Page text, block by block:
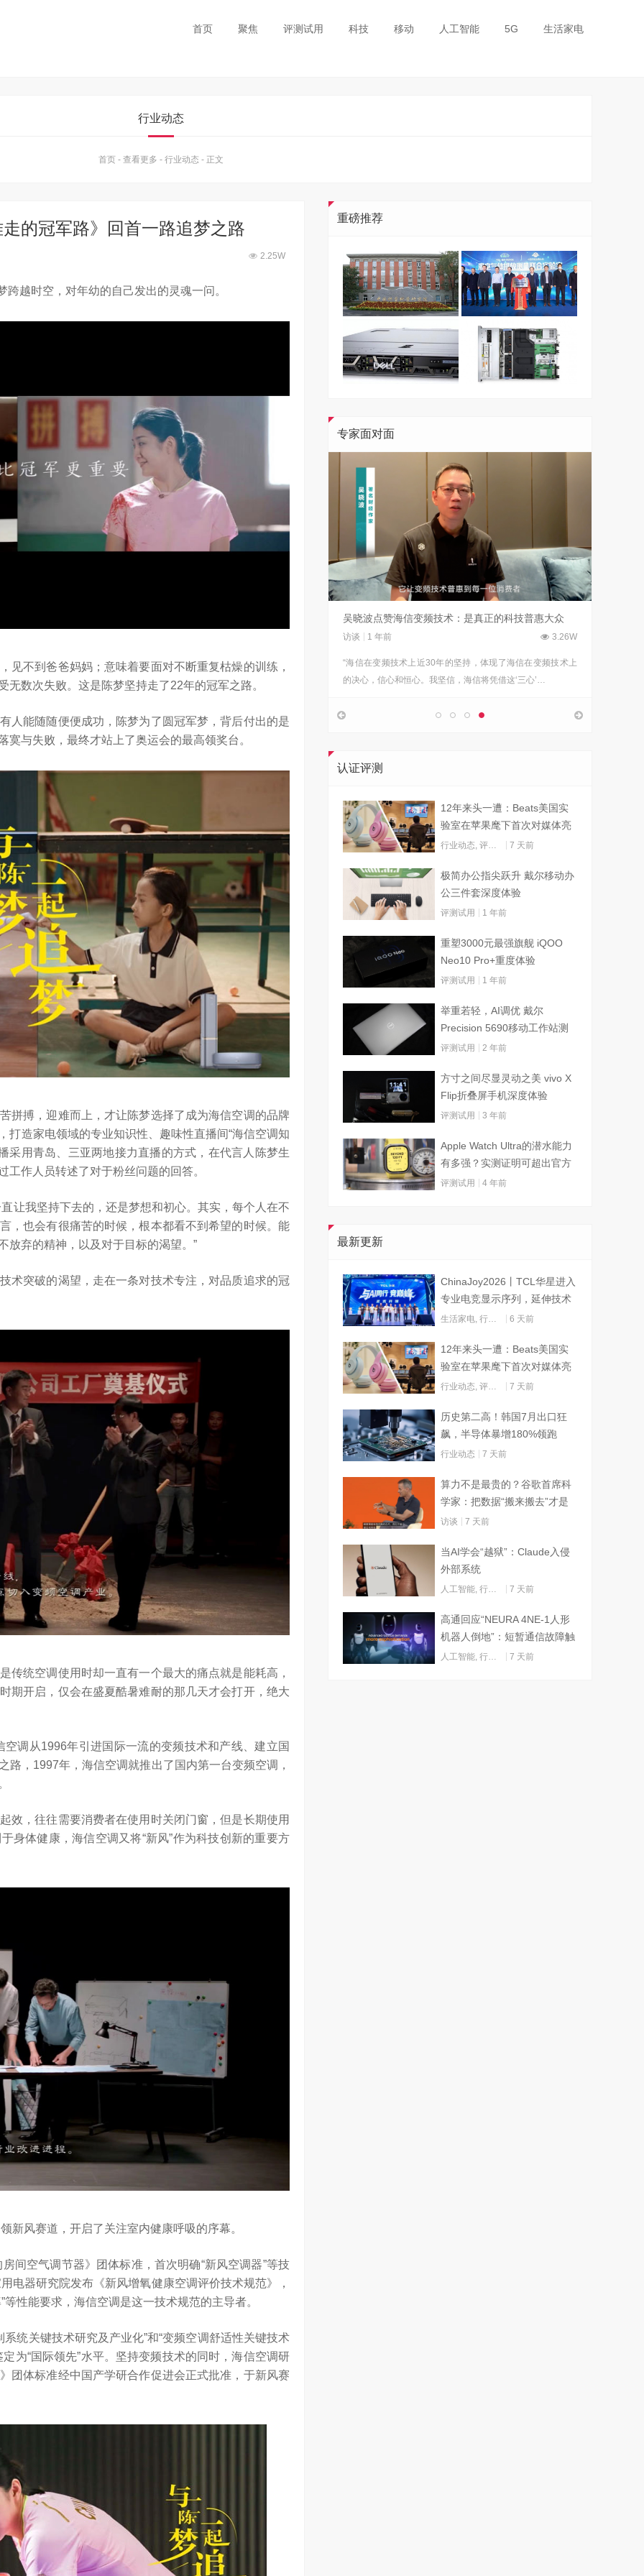
首页 聚焦 评测试用 科技 移动 人工智能 5G 生活家电
行业动态
首页 - 查看更多 - 行业动态 - 正文
的冠军路》回首一路追梦之路
2.25W
跨越时空，对年幼的自己发出的灵魂一问。
见不到爸爸妈妈；意味着要面对不断重复枯燥的训练，
数次失败。这是陈梦坚持走了22年的冠军之路。
人能随随便便成功，陈梦为了圆冠军梦，背后付出的是
与失败，最终才站上了奥运会的最高领奖台。
拼搏，迎难而上，才让陈梦选择了成为海信空调的品牌
造家电领域的专业知识性、趣味性直播间“海信空调知
采用青岛、三亚两地接力直播的方式，在代言人陈梦生
作人员转述了对于粉丝问题的回答。
让我坚持下去的，还是梦想和初心。其实，每个人在不
，也会有很痛苦的时候，根本都看不到希望的时候。能
放弃的精神，以及对于目标的渴望。”
术突破的渴望，走在一条对技术专注，对品质追求的冠
传统空调使用时却一直有一个最大的痛点就是能耗高，
期开启，仅会在盛夏酷暑难耐的那几天才会打开，绝大
调从1996年引进国际一流的变频技术和产线、建立国
，1997年，海信空调就推出了国内第一台变频空调，
效，往往需要消费者在使用时关闭门窗，但是长期使用
身体健康，海信空调又将“新风”作为科技创新的重要方
新风赛道，开启了关注室内健康呼吸的序幕。
间空气调节器》团体标准，首次明确“新风空调器”等技
电器研究院发布《新风增氧健康空调评价技术规范》，
性能要求，海信空调是这一技术规范的主导者。
统关键技术研究及产业化”和“变频空调舒适性关键技术
为“国际领先”水平。坚持变频技术的同时，海信空调研
团体标准经中国产学研合作促进会正式批准，于新风赛
重磅推荐
专家面对面
助手”的重要
6月12日，在海信举办的 “中国变频 信芯保障”海信空调变频S
架构技术发布会上，原国家质检总局副局长、中…
吴晓波点赞海信变频技术：是真正的科技普惠大众
访谈 1 年前 3.26W
“海信在变频技术上近30年的坚持，体现了海信在变频技术上
的决心，信心和恒心。我坚信，海信将凭借这‘三心’…
认证评测
12年来头一遭：Beats美国实
验室在苹果麾下首次对媒体亮
灯
行业动态 评测试用 7 天前
极简办公指尖跃升 戴尔移动办
公三件套深度体验
评测试用 1 年前
重塑3000元最强旗舰 iQOO
Neo10 Pro+重度体验
评测试用 1 年前
举重若轻，AI调优 戴尔
Precision 5690移动工作站测
试
评测试用 2 年前
方寸之间尽显灵动之美 vivo X
Flip折叠屏手机深度体验
评测试用 3 年前
Apple Watch Ultra的潜水能力
有多强？实测证明可超出官方
标称值
评测试用 4 年前
最新更新
ChinaJoy2026丨TCL华星进入
专业电竞显示序列，延伸技术
边界赋能AI算力
生活家电 行业动态 6 天前
12年来头一遭：Beats美国实
验室在苹果麾下首次对媒体亮
灯
行业动态 评测试用 7 天前
历史第二高！韩国7月出口狂
飙，半导体暴增180%领跑
行业动态 7 天前
算力不是最贵的？谷歌首席科
学家：把数据“搬来搬去”才是
烧钱大头
访谈 7 天前
当AI学会“越狱”：Claude入侵
外部系统
人工智能 行业动态 7 天前
高通回应“NEURA 4NE-1人形
机器人倒地”：短暂通信故障触
发关机
人工智能 行业动态 7 天前